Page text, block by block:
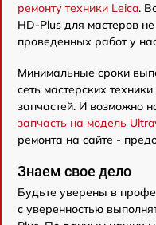
ремонту техники Leica.
HD-Plus для мастеров
проведенных работ у
Минимальные сроки
сеть мастерских
запчастей. И возможно
запчасть на модель
ремонта на сайте -
Знаем свое дело
Будьте уверены в
с уверенностью